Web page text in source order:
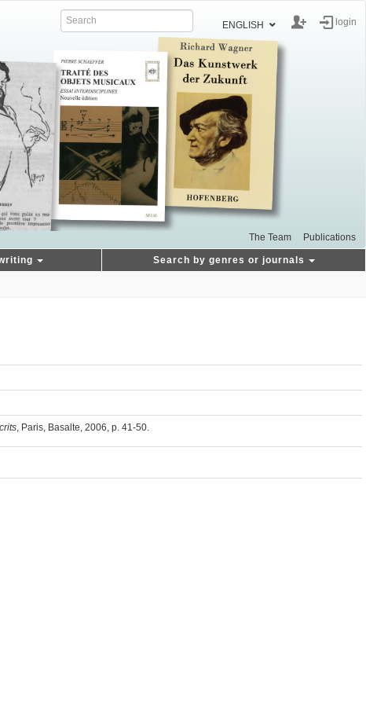
ENGLISH login
The Team Publications
Search by genres or journals
, Paris, Basalte, 2006, p. 41-50.